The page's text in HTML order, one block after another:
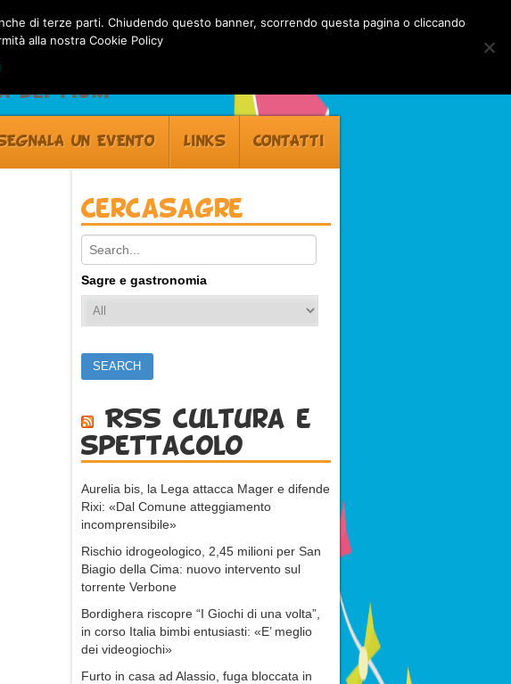
dei Fiori
UN EVENTO LINKS CONTATTI
Cercasagre
Search:
Sagre e gastronomia
RSS cultura e
spettacolo
Aurelia bis, la Lega attacca Mager e difende
Rixi: «Dal Comune atteggiamento
incomprensibile»
Rischio idrogeologico, 2,45 milioni per San
Biagio della Cima: nuovo intervento sul
torrente Verbone
Bordighera riscopre “I Giochi di una volta”,
in corso Italia bimbi entusiasti: «E’ meglio
dei videogiochi»
Furto in casa ad Alassio, fuga bloccata in
di terze parti. Chiudendo questo banner, scorrendo questa pagina o cliccando
alla nostra Cookie Policy